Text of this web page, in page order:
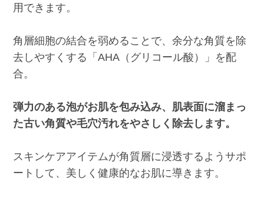
用できます。
角層細胞の結合を弱めることで、余分な角質を除
去しやすくする「AHA（グリコール酸）」を配
合。
弾力のある泡がお肌を包み込み、肌表面に溜まっ
た古い角質や毛穴汚れをやさしく除去します。
スキンケアアイテムが角質層に浸透するようサポ
ートして、美しく健康的なお肌に導きます。